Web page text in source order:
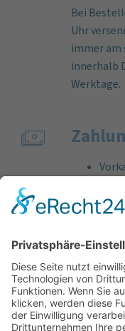
Bei
Uhr
immer am
innerhalb
Werktage.
Kauf!